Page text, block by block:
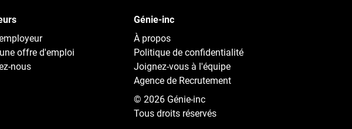
offre d'emploi
nous
Génie-inc
À propos
Politique de confidentialité
Joignez-vous à l'équipe
Agence de Recrutement
© 2026 Génie-inc
Tous droits réservés